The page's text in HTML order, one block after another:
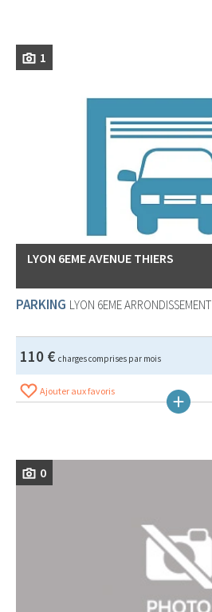
1
LYON 6EME AVENUE THIERS
PARKING LYON 6EME ARRONDISSEMENT
110 € charges comprises par mois
Ajouter aux favoris
0